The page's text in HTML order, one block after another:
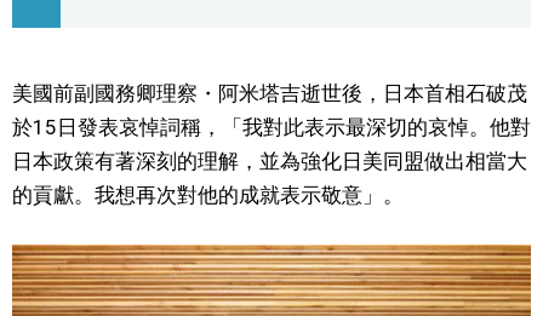
視覺日本
臺灣香港
更多
美國前副國務卿理察・阿米塔吉逝世後，日本首相石破茂
於15日發表哀悼詞稱，「我對此表示最深切的哀悼。他對
日本政策有著深刻的理解，並為強化日美同盟做出相當大
的貢獻。我想再次對他的成就表示敬意」。